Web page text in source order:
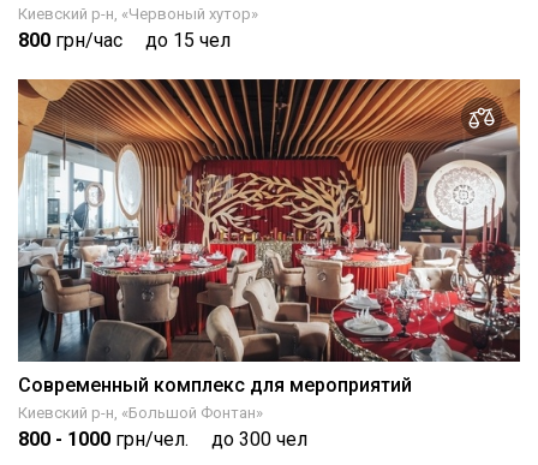
Киевский р-н, «Червоный хутор»
800 грн/час до 15 чел
Современный комплекс для мероприятий
Киевский р-н, «Большой Фонтан»
800 - 1000 грн/чел. до 300 чел